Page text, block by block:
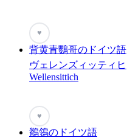
♥
背黄青鸚哥のドイツ語
ヴェレンズィッティヒ
Wellensittich
♥
鶺鴒のドイツ語